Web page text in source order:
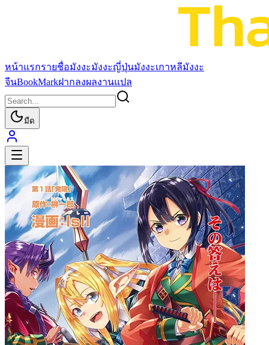
หน้าแรกรายชื่อมังงะมังงะญี่ปุ่นมังงะเกาหลีมังงะ
จีนBookMarkฝากลงผลงานแปล
มืด